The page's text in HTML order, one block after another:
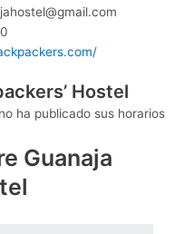
Hostel
ha publicado sus horarios
Guanaja